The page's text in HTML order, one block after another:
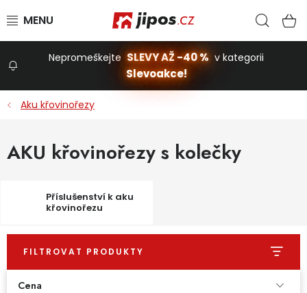
Domácnost
Nepromeškejte SLEVY AŽ -40 % v kategorii
Slevoakce!
Aku křovinořezy
AKU křovinořezy s kolečky
Příslušenství k aku
křovinořezu
FILTROVAT PRODUKTY
Cena